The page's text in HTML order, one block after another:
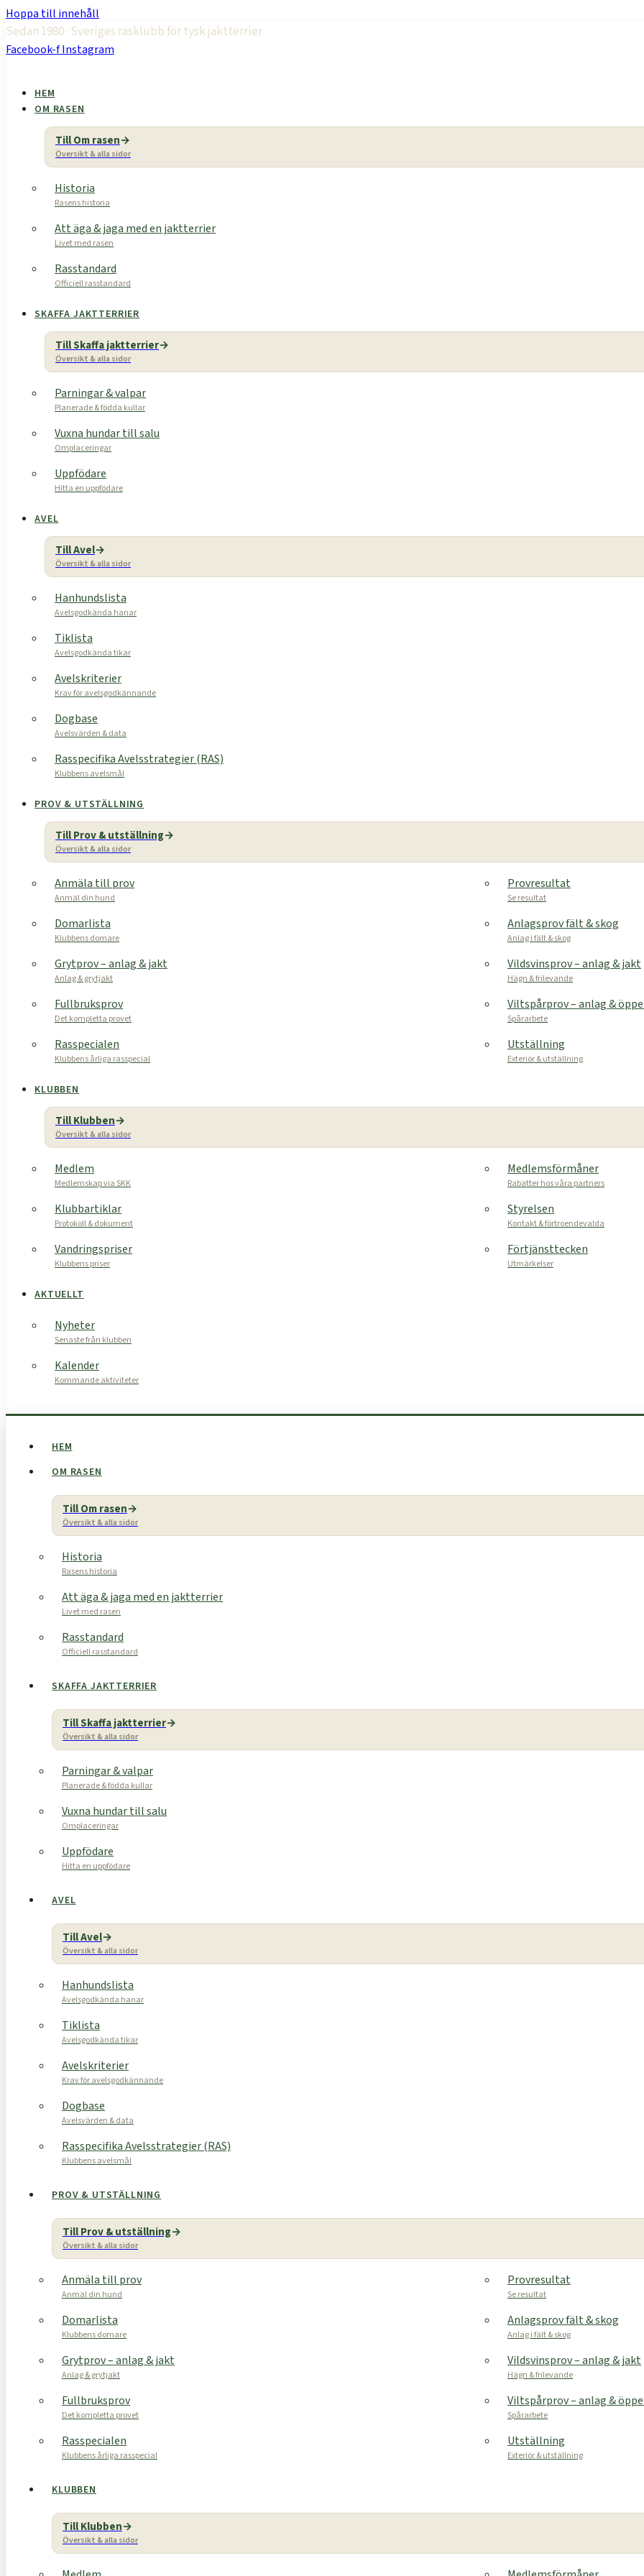
Hoppa till innehåll
Sedan 1980 · Sveriges rasklubb för tysk jaktterrier
Facebook-fInstagram
HEM
OM RASEN
Till Om rasen
Översikt & alla sidor
Historia
Rasens historia
Att äga & jaga med en jaktterrier
Livet med rasen
Rasstandard
Officiell rasstandard
SKAFFA JAKTTERRIER
Till Skaffa jaktterrier
Översikt & alla sidor
Parningar & valpar
Planerade & födda kullar
Vuxna hundar till salu
Omplaceringar
Uppfödare
Hitta en uppfödare
AVEL
Till Avel
Översikt & alla sidor
Hanhundslista
Avelsgodkända hanar
Tiklista
Avelsgodkända tikar
Avelskriterier
Krav för avelsgodkännande
Dogbase
Avelsvärden & data
Rasspecifika Avelsstrategier (RAS)
Klubbens avelsmål
PROV & UTSTÄLLNING
Till Prov & utställning
Översikt & alla sidor
Anmäla till prov
Anmäl din hund
Provresultat
Se resultat
Domarlista
Klubbens domare
Anlagsprov fält & skog
Anlag i fält & skog
Grytprov – anlag & jakt
Anlag & grytjakt
Vildsvinsprov – anlag & jakt
Hägn & frilevande
Fullbruksprov
Det kompletta provet
Viltspårprov – anlag &
Spårarbete
Rasspecialen
Klubbens årliga rasspecial
Utställning
Exteriör & utställning
KLUBBEN
Till Klubben
Översikt & alla sidor
Medlem
Medlemskap via SKK
Medlemsförmåner
Rabatter hos våra partners
Klubbartiklar
Protokoll & dokument
Styrelsen
Kontakt & förtroendevalda
Vandringspriser
Klubbens priser
Förtjänsttecken
Utmärkelser
AKTUELLT
Nyheter
Senaste från klubben
Kalender
Kommande aktiviteter
HEM
OM RASEN
Till Om rasen
Översikt & alla sidor
Historia
Rasens historia
Att äga & jaga med en jaktterrier
Livet med rasen
Rasstandard
Officiell rasstandard
SKAFFA JAKTTERRIER
Till Skaffa jaktterrier
Översikt & alla sidor
Parningar & valpar
Planerade & födda kullar
Vuxna hundar till salu
Omplaceringar
Uppfödare
Hitta en uppfödare
AVEL
Till Avel
Översikt & alla sidor
Hanhundslista
Avelsgodkända hanar
Tiklista
Avelsgodkända tikar
Avelskriterier
Krav för avelsgodkännande
Dogbase
Avelsvärden & data
Rasspecifika Avelsstrategier (RAS)
Klubbens avelsmål
PROV & UTSTÄLLNING
Till Prov & utställning
Översikt & alla sidor
Anmäla till prov
Anmäl din hund
Provresultat
Se resultat
Domarlista
Klubbens domare
Anlagsprov fält & skog
Anlag i fält & skog
Grytprov – anlag & jakt
Anlag & grytjakt
Vildsvinsprov – anlag & jakt
Hägn & frilevande
Fullbruksprov
Det kompletta provet
Viltspårprov – anlag &
Spårarbete
Rasspecialen
Klubbens årliga rasspecial
Utställning
Exteriör & utställning
KLUBBEN
Till Klubben
Översikt & alla sidor